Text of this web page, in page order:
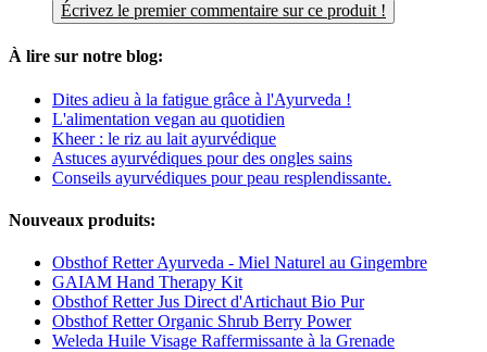
Écrivez le premier commentaire sur ce produit !
À lire sur notre blog:
Dites adieu à la fatigue grâce à l'Ayurveda !
L'alimentation vegan au quotidien
Kheer : le riz au lait ayurvédique
Astuces ayurvédiques pour des ongles sains
Conseils ayurvédiques pour peau resplendissante.
Nouveaux produits:
Obsthof Retter Ayurveda - Miel Naturel au Gingembre
GAIAM Hand Therapy Kit
Obsthof Retter Jus Direct d'Artichaut Bio Pur
Obsthof Retter Organic Shrub Berry Power
Weleda Huile Visage Raffermissante à la Grenade